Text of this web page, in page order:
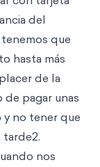
del
que
hasta más
de la
pagar unas
y no tener que
nos